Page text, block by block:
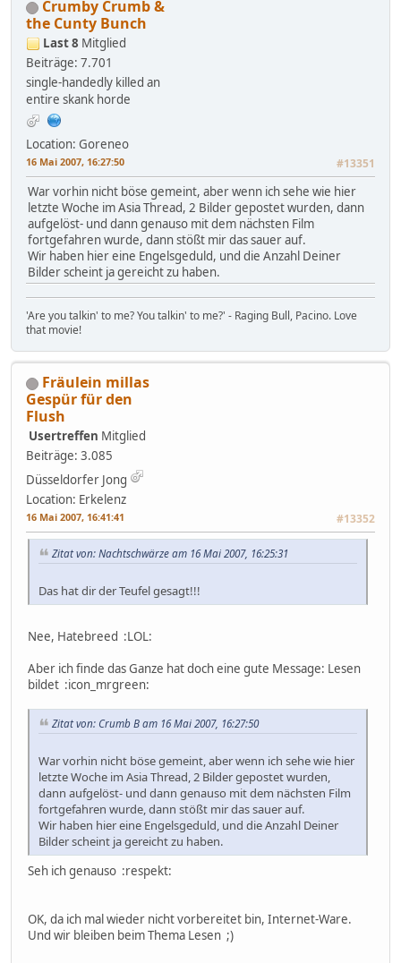
Crumby Crumb &
the Cunty Bunch
Last 8 Mitglied
Beiträge: 7.701
single-handedly killed an
entire skank horde
Location: Goreneo
16 Mai 2007, 16:27:50 #13351
War vorhin nicht böse gemeint, aber wenn ich sehe wie hier
letzte Woche im Asia Thread, 2 Bilder gepostet wurden, dann
aufgelöst- und dann genauso mit dem nächsten Film
fortgefahren wurde, dann stößt mir das sauer auf.
Wir haben hier eine Engelsgeduld, und die Anzahl Deiner
Bilder scheint ja gereicht zu haben.
'Are you talkin' to me? You talkin' to me?' - Raging Bull, Pacino. Love
that movie!
Fräulein millas
Gespür für den
Flush
Usertreffen Mitglied
Beiträge: 3.085
Düsseldorfer Jong
Location: Erkelenz
16 Mai 2007, 16:41:41 #13352
Zitat von: Nachtschwärze am 16 Mai 2007, 16:25:31
Das hat dir der Teufel gesagt!!!
Nee, Hatebreed :LOL:
Aber ich finde das Ganze hat doch eine gute Message: Lesen
bildet :icon_mrgreen:
Zitat von: Crumb B am 16 Mai 2007, 16:27:50
War vorhin nicht böse gemeint, aber wenn ich sehe wie hier
letzte Woche im Asia Thread, 2 Bilder gepostet wurden,
dann aufgelöst- und dann genauso mit dem nächsten Film
fortgefahren wurde, dann stößt mir das sauer auf.
Wir haben hier eine Engelsgeduld, und die Anzahl Deiner
Bilder scheint ja gereicht zu haben.
Seh ich genauso :respekt:
OK, da ich mal wieder nicht vorbereitet bin, Internet-Ware.
Und wir bleiben beim Thema Lesen ;)